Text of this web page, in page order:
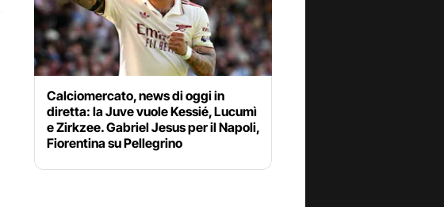
Calciomercato, news di oggi in
diretta: la Juve vuole Kessié, Lucumì
e Zirkzee. Gabriel Jesus per il Napoli,
Fiorentina su Pellegrino